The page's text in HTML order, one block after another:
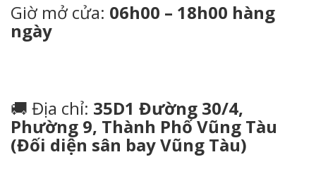
Giờ mở cửa: 06h00 – 18h00 hàng
ngày
🚚 Địa chỉ: 35D1 Đường 30/4,
Phường 9, Thành Phố Vũng Tàu
(Đối diện sân bay Vũng Tàu)